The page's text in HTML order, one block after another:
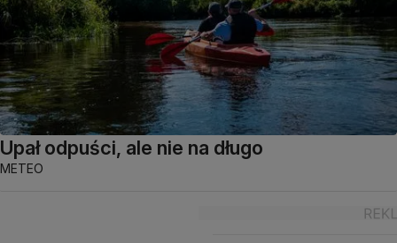
Upał odpuści, ale nie na długo
METEO